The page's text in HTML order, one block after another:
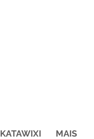
KATAWIXI MAIS